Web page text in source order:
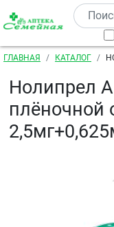
Перейти к
Строка
ГЛАВНАЯ КАТАЛОГ
Нолипрел
плёночной